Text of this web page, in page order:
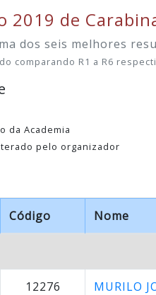
de
dos seis melhores
comparando R1 a R6
da Academia
pelo organizador
Código Nome
12276 MURILO